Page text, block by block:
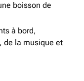
boisson de
à bord,
de la musique et